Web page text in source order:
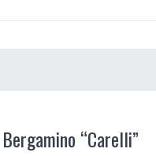
Bergamino “Carelli”